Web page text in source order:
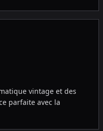
vintage et des
parfaite avec la